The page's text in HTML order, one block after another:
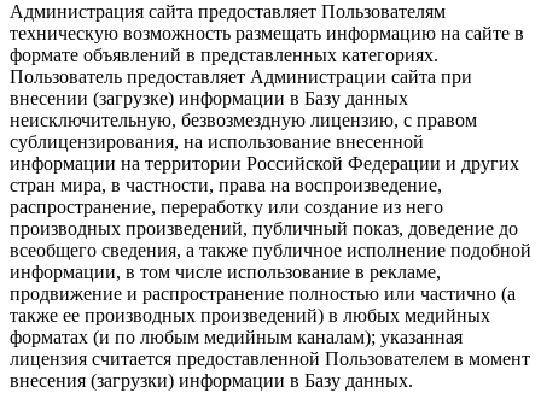
Администрация сайта предоставляет Пользователям
техническую возможность размещать информацию на сайте в
формате объявлений в представленных категориях.
Пользователь предоставляет Администрации сайта при
внесении (загрузке) информации в Базу данных
неисключительную, безвозмездную лицензию, с правом
сублицензирования, на использование внесенной
информации на территории Российской Федерации и других
стран мира, в частности, права на воспроизведение,
распространение, переработку или создание из него
производных произведений, публичный показ, доведение до
всеобщего сведения, а также публичное исполнение подобной
информации, в том числе использование в рекламе,
продвижение и распространение полностью или частично (а
также ее производных произведений) в любых медийных
форматах (и по любым медийным каналам); указанная
лицензия считается предоставленной Пользователем в момент
внесения (загрузки) информации в Базу данных.